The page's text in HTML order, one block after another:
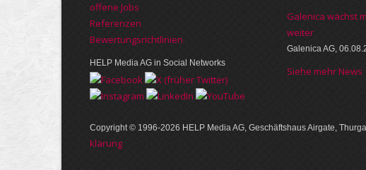
offene Jobs
Referenzen
Bewer­tungs­richt­linien
HELP Media AG in Social Networks
Galenica wächst
weiter
Galenica AG,
Siehe mehr News
Copyright © 1996-2026 HELP Media AG, Geschäftshaus Airgate,
klärung